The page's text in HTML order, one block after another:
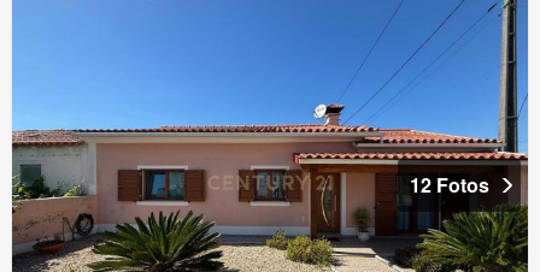
12 Fotos